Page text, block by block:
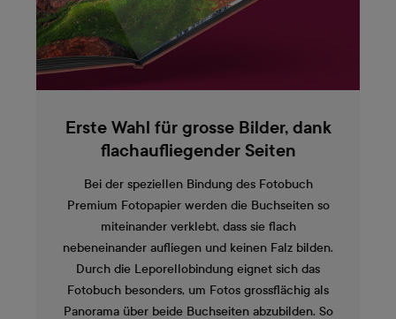
Erste Wahl für grosse Bilder, dank
flachaufliegender Seiten
Bei der speziellen Bindung des Fotobuch
Premium Fotopapier werden die Buchseiten so
miteinander verklebt, dass sie flach
nebeneinander aufliegen und keinen Falz bilden.
Durch die Leporellobindung eignet sich das
Fotobuch besonders, um Fotos grossflächig als
Panorama über beide Buchseiten abzubilden. So